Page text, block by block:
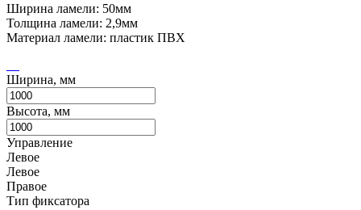
Ширина ламели: 50мм
Толщина ламели: 2,9мм
Материал ламели: пластик ПВХ
Ширина, мм
Высота, мм
Управление
Левое
Левое
Правое
Тип фиксатора